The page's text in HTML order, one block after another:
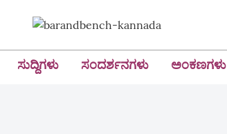
ಸುದ್ದಿಗಳು ಸಂದರ್ಶನಗಳು ಅಂಕಣಗಳು